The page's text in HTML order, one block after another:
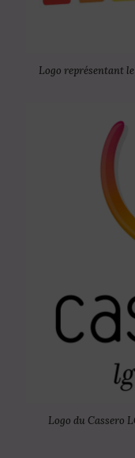
Logo représentant
Logo du Cassero